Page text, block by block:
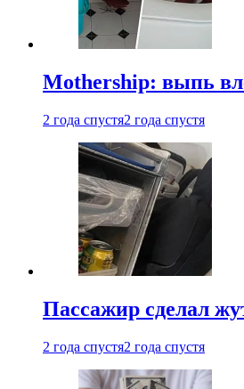
Mothership: выпь
2 года спустя2 года спустя
Пассажир сделал
2 года спустя2 года спустя